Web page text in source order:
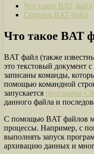
Что такое BAT файл
Создаем BAT файл
Что такое BAT
BAT файл (также
это текстовый документ
записаны команды,
помощью командной
запускается программа
данного файла и
С помощью BAT файлов
процессы. Например, с
выполнять запуск
архивацию данных и